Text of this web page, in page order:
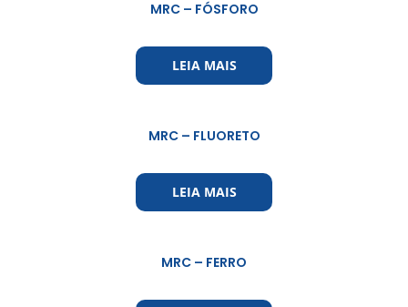
MRC – FÓSFORO
LEIA MAIS
MRC – FLUORETO
LEIA MAIS
MRC – FERRO